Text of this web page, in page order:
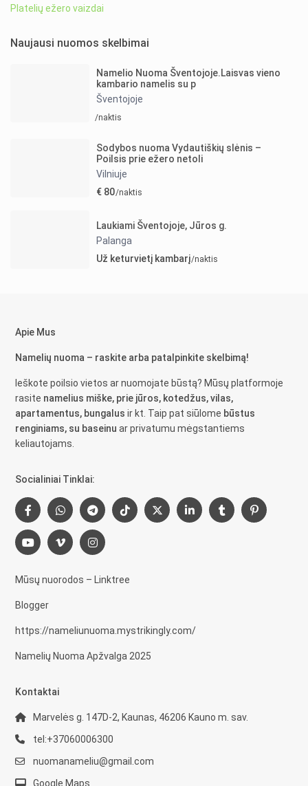
Platelių ežero vaizdai
Naujausi nuomos skelbimai
Namelio Nuoma Šventojoje.Laisvas vieno
kambario namelis su p
Šventojoje
/naktis
Sodybos nuoma Vydautiškių slėnis –
Poilsis prie ežero netoli
Vilniuje
€ 80/naktis
Laukiami Šventojoje, Jūros g.
Palanga
Už keturvietį kambarį/naktis
Apie Mus
Namelių nuoma – raskite arba patalpinkite skelbimą!
Ieškote poilsio vietos ar nuomojate būstą? Mūsų platformoje
rasite namelius miške, prie jūros, kotedžus, vilas,
apartamentus, bungalus ir kt. Taip pat siūlome būstus
renginiams, su baseinu ar privatumu mėgstantiems
keliautojams.
Socialiniai Tinklai:
Mūsų nuorodos – Linktree
Blogger
https://nameliunuoma.mystrikingly.com/
Namelių Nuoma Apžvalga 2025
Kontaktai
Marvelės g. 147D-2, Kaunas, 46206 Kauno m. sav.
tel:+37060006300
nuomanameliu@gmail.com
Google Maps